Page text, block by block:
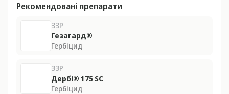
Рекомендовані препарати
ЗЗР
Гезагард®
Гербіцид
ЗЗР
Дербі® 175 SС
Гербіцид